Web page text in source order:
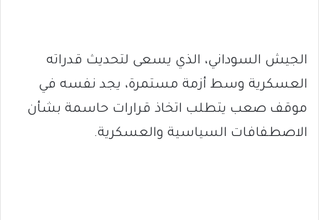
الجيش السوداني، الذي يسعى لتحديث قدراته
العسكرية وسط أزمة مستمرة، يجد نفسه في
موقف صعب يتطلب اتخاذ قرارات حاسمة بشأن
الاصطفافات السياسية والعسكرية.